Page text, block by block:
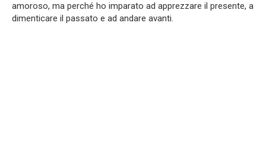
amoroso, ma perché ho imparato ad apprezzare il presente, a
dimenticare il passato e ad andare avanti.